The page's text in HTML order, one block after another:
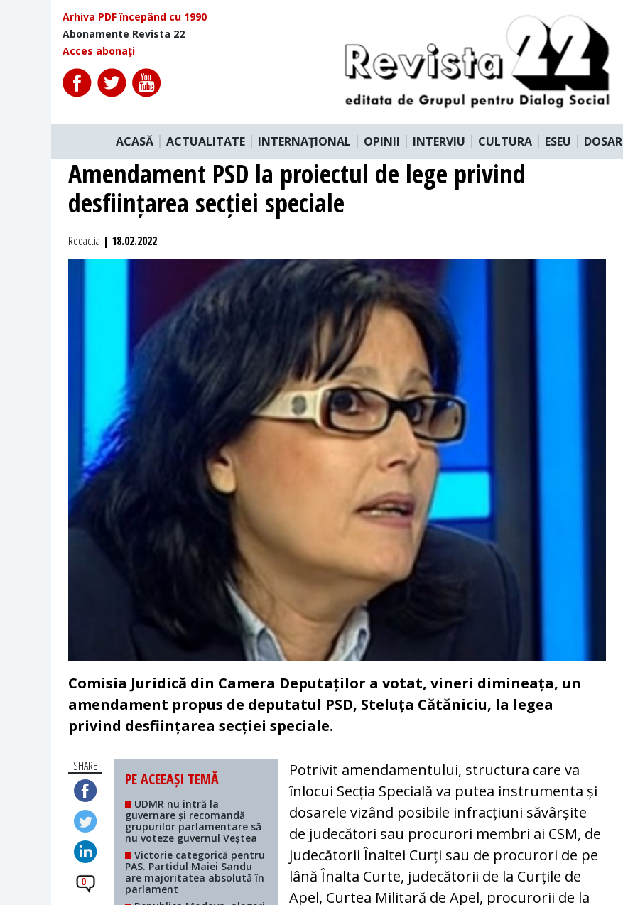
Arhiva PDF începând cu 1990
Abonamente Revista 22
Acces abonați
ACASĂ ACTUALITATE INTERNAȚIONAL OPINII INTERVIU CULTURA ESEU DOSAR
Amendament PSD la proiectul de lege privind
desființarea secției speciale
Redactia | 18.02.2022
Comisia Juridică din Camera Deputaților a votat, vineri dimineața, un
amendament propus de deputatul PSD, Steluța Cătăniciu, la legea
privind desființarea secției speciale.
SHARE
0
PE ACEEAȘI TEMĂ
UDMR nu intră la
guvernare și recomandă
grupurilor parlamentare să
nu voteze guvernul Veștea
Victorie categorică pentru
PAS. Partidul Maiei Sandu
are majoritatea absolută în
parlament
Potrivit amendamentului, structura care va
înlocui Secția Specială va putea instrumenta și
dosarele vizând posibile infracțiuni săvârșite
de judecători sau procurori membri ai CSM, de
judecătorii Înaltei Curți sau de procurori de pe
lână Înalta Curte, judecătorii de la Curțile de
Apel, Curtea Militară de Apel, procurorii de la